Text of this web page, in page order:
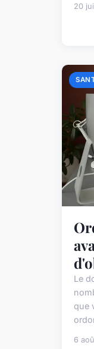
20
Le
que
6